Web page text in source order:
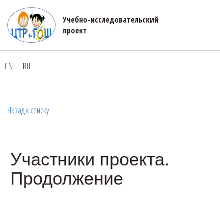
Учебно-исследовательский
проект
EN RU
Назад к списку
Участники проекта.
Продолжение